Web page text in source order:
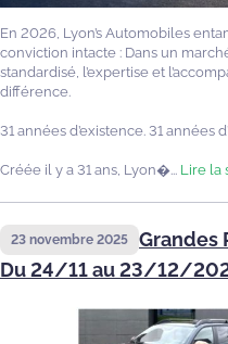
En 2026, Lyon’s Automobiles
conviction intacte : Dans un
standardisé, l’expertise et
différence.
31 années d’existence. 31 années
Créée il y a 31 ans, Lyon�... Lire la
23 novembre 2025
Grandes
Du 24/11 au 23/12/